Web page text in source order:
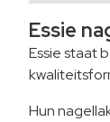
Essie
Essie staat
Hun